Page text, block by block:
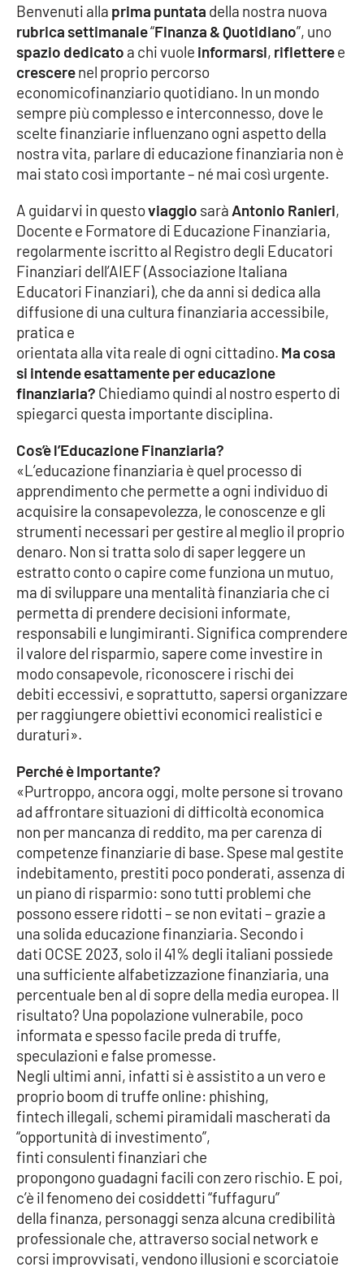
Editoriali
VIDEO
Ambiente
Cronaca
Cultura
Economia e Lavoro
Politica
Sanità
Società
Sport
RUBRICHE
Good Morning Vietnam
Parchi Marini Calabria
Leggendo Alvaro insieme
Imprese Di Calabria
Le perfidie di Antonella Grippo
Venti di comunicazione
STREAMING
LaC TV
LaC Network
LaC OnAir
EDIZIONI
LOCALI
Catanzaro
Crotone
Vibo Valentia
Reggio Calabria
Cosenza
Lamezia Terme
Benvenuti alla prima puntata della nostra nuova
rubrica settimanale“Finanza & Quotidiano”, uno
spazio dedicato a chi vuole informarsi, rifletteree
crescerenel proprio percorso
economicofinanziario quotidiano. In un mondo
sempre più complesso e interconnesso, dove le
scelte finanziarie influenzano ogni aspetto della
nostra vita, parlare di educazione finanziaria non è
mai stato così importante – né mai così urgente.
A guidarvi in questoviaggio sarà Antonio Ranieri,
Docente e Formatore di Educazione Finanziaria,
regolarmente iscritto al Registro degli Educatori
Finanziari dell’AIEF (Associazione Italiana
Educatori Finanziari), che da anni si dedica alla
diffusione di una cultura finanziaria accessibile,
pratica e
orientata alla vita reale di ogni cittadino. Ma cosa
si intende esattamente per educazione
finanziaria? Chiediamo quindi al nostro esperto di
spiegarci questa importante disciplina.
Cos’è l’Educazione Finanziaria?
«L’educazione finanziaria è quel processo di
apprendimento che permette a ogni individuo di
acquisire la consapevolezza, le conoscenze e gli
strumenti necessari per gestire al meglio il proprio
denaro. Non si tratta solo di saper leggere un
estratto conto o capire come funziona un mutuo,
ma di sviluppare una mentalità finanziaria che ci
permetta di prendere decisioni informate,
responsabili e lungimiranti. Significa comprendere
il valore del risparmio, sapere come investire in
modo consapevole, riconoscere i rischi dei
debiti eccessivi, e soprattutto, sapersi organizzare
per raggiungere obiettivi economici realistici e
duraturi».
Perché è Importante?
«Purtroppo, ancora oggi, molte persone si trovano
ad affrontare situazioni di difficoltà economica
non per mancanza di reddito, ma per carenza di
competenze finanziarie di base. Spese mal gestite
indebitamento, prestiti poco ponderati, assenza di
un piano di risparmio: sono tutti problemi che
possono essere ridotti – se non evitati – grazie a
una solida educazione finanziaria. Secondo i
dati OCSE 2023, solo il 41% degli italiani possiede
una sufficiente alfabetizzazione finanziaria, una
percentuale ben al di sopre della media europea. Il
risultato? Una popolazione vulnerabile, poco
informata e spesso facile preda di truffe,
speculazioni e false promesse.
Negli ultimi anni, infatti si è assistito a un vero e
proprio boom di truffe online: phishing,
fintech illegali, schemi piramidali mascherati da
“opportunità di investimento”,
finti consulenti finanziari che
propongono guadagni facili con zero rischio. E poi,
c’è il fenomeno dei cosiddetti “fuffaguru”
della finanza, personaggi senza alcuna credibilità
professionale che, attraverso social network e
corsi improvvisati, vendono illusioni e scorciatoie